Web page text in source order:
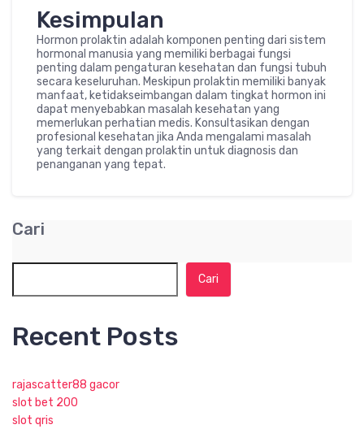
Kesimpulan
Hormon prolaktin adalah komponen penting dari sistem
hormonal manusia yang memiliki berbagai fungsi
penting dalam pengaturan kesehatan dan fungsi tubuh
secara keseluruhan. Meskipun prolaktin memiliki banyak
manfaat, ketidakseimbangan dalam tingkat hormon ini
dapat menyebabkan masalah kesehatan yang
memerlukan perhatian medis. Konsultasikan dengan
profesional kesehatan jika Anda mengalami masalah
yang terkait dengan prolaktin untuk diagnosis dan
penanganan yang tepat.
Cari
Cari
Recent Posts
rajascatter88 gacor
slot bet 200
slot qris